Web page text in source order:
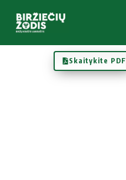
Skaitykite PDF